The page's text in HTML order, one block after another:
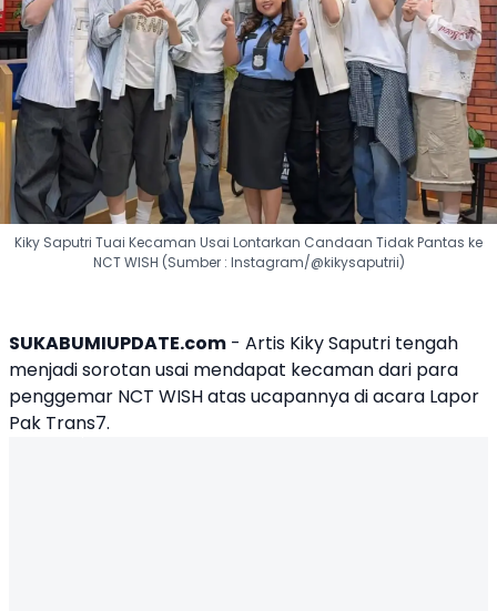
Kiky Saputri Tuai Kecaman Usai Lontarkan Candaan Tidak Pantas ke
NCT WISH (Sumber : Instagram/@kikysaputrii)
SUKABUMIUPDATE.com - Artis Kiky Saputri tengah
menjadi sorotan usai mendapat kecaman dari para
penggemar NCT WISH atas ucapannya di acara Lapor
Pak Trans7.